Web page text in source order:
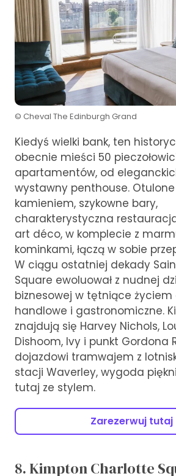
© Cheval The Edinburgh Grand
Kiedyś wielki bank, ten
obecnie mieści 50
apartamentów, od
wystawny penthouse.
kamieniem, szykowne bary,
charakterystyczna
art déco, w komplecie z
kominkami, łączą w sobie
W ciągu ostatniej dekady
Square ewoluował z nudnej
biznesowej w tętniące
handlowe i gastronomiczne.
znajdują się Harvey Nichols,
Dishoom, Ivy i punkt Gordona
dojazdowi tramwajem z
stacji Waverley, wygoda
tutaj ze stylem.
Zarezerwuj tutaj
8. Kimpton Charlotte